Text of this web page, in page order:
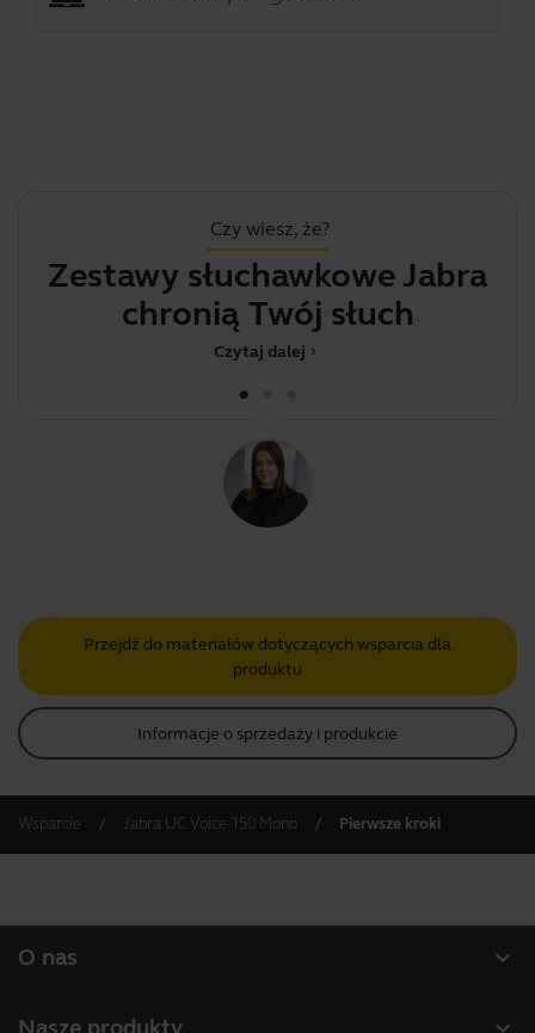
Czy wiesz, że?
Zestawy słuchawkowe Jabra
chronią Twój słuch
chevron_right
Czytaj dalej
Przejdź do materiałów dotyczących wsparcia dla
produktu
Informacje o sprzedaży i produkcie
Wsparcie Jabra UC Voice 150 Mono Pierwsze kroki
expand_more
O nas